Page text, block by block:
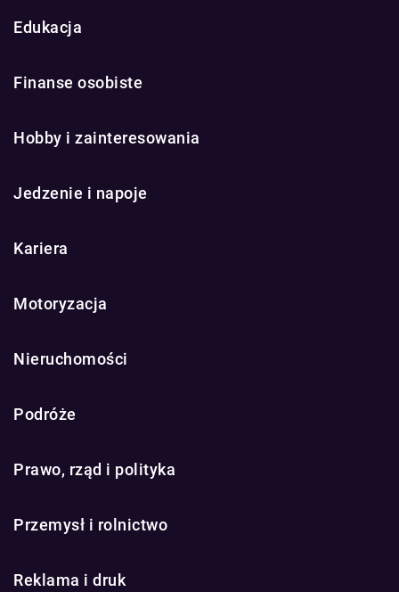
Edukacja
Finanse osobiste
Hobby i zainteresowania
Jedzenie i napoje
Kariera
Motoryzacja
Nieruchomości
Podróże
Prawo, rząd i polityka
Przemysł i rolnictwo
Reklama i druk